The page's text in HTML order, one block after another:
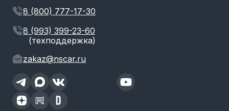
8 (800) 777-17-30
8 (993) 399-23-60
(техподдержка)
zakaz@nscar.ru